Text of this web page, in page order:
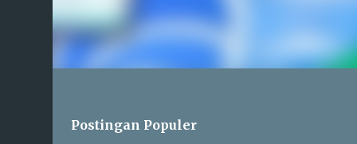
Postingan Populer